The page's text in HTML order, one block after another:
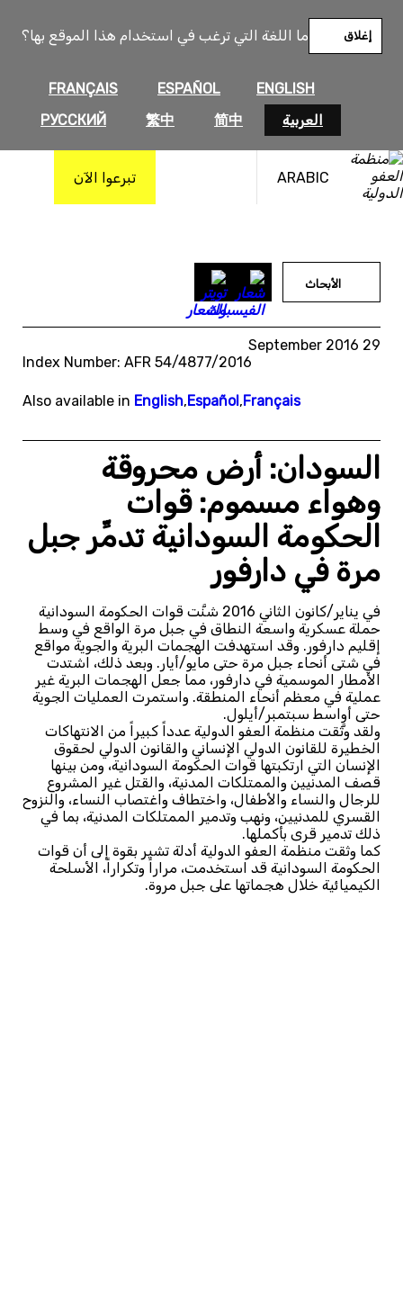
ما اللغة التي ترغب في استخدام هذا الموقع بها؟
ENGLISH
ESPAÑOL
FRANÇAIS
العربية
简中
繁中
РУССКИЙ
إغلاق
ARABIC تبرعوا الآن
المحتوى
الأبحاث
29 September 2016
Index Number: AFR 54/4877/2016
Also available in English,Español,Français
السودان: أرض محروقة
وهواء مسموم: قوات
الحكومة السودانية تدمِّر جبل
مرة في دارفور
في يناير/كانون الثاني 2016 شنَّت قوات الحكومة السودانية
حملة عسكرية واسعة النطاق في جبل مرة الواقع في وسط
إقليم دارفور. وقد استهدفت الهجمات البرية والجوية مواقع
في شتى أنحاء جبل مرة حتى مايو/أيار. وبعد ذلك، اشتدت
الأمطار الموسمية في دارفور، مما جعل الهجمات البرية غير
عملية في معظم أنحاء المنطقة. واستمرت العمليات الجوية
حتى أواسط سبتمبر/أيلول.
ولقد وثَّقت منظمة العفو الدولية عدداً كبيراً من الانتهاكات
الخطيرة للقانون الدولي الإنساني والقانون الدولي لحقوق
الإنسان التي ارتكبتها قوات الحكومة السودانية، ومن بينها
قصف المدنيين والممتلكات المدنية، والقتل غير المشروع
للرجال والنساء والأطفال، واختطاف واغتصاب النساء، والنزوح
القسري للمدنيين، ونهب وتدمير الممتلكات المدنية، بما في
ذلك تدمير قرى بأكملها.
كما وثقت منظمة العفو الدولية أدلة تشير بقوة إلى أن قوات
الحكومة السودانية قد استخدمت، مراراً وتكراراً، الأسلحة
الكيميائية خلال هجماتها على جبل مروة.